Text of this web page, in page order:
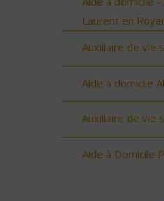
Laurent en
Auxiliaire de vie
Aide à domicile
Auxiliaire de vie
Aide à Domicile